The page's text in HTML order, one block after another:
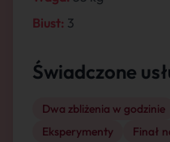
Biust: 3
Świadczone
Dwa zbliżenia w godzinie
Eksperymenty
Finał